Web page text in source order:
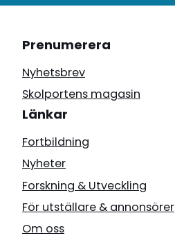
Prenumerera
Nyhetsbrev
Skolportens magasin
Länkar
Fortbildning
Nyheter
Forskning & Utveckling
För utställare & annonsörer
Om oss